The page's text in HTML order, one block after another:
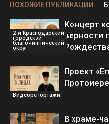
ПОХОЖИЕ ПУБЛИКАЦИИ
2-й Краснодарский
городской
благочиннический
округ
Концерт
верности
Видеорепортажи
Проект
В храме-